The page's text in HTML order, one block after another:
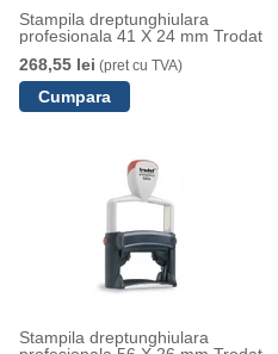
Stampila dreptunghiulara
profesionala 41 X 24 mm Trodat
268,55 lei (pret cu TVA)
Stampila dreptunghiulara